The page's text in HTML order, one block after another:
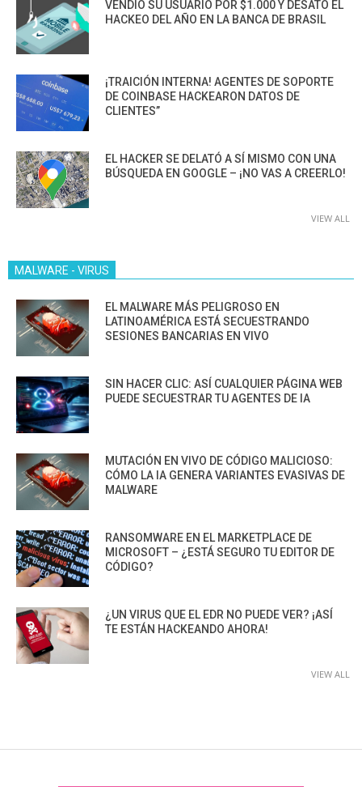
VENDIÓ SU USUARIO POR $1.000 Y DESATÓ EL
HACKEO DEL AÑO EN LA BANCA DE BRASIL
¡TRAICIÓN INTERNA! AGENTES DE SOPORTE
DE COINBASE HACKEARON DATOS DE
CLIENTES”
EL HACKER SE DELATÓ A SÍ MISMO CON UNA
BÚSQUEDA EN GOOGLE – ¡NO VAS A CREERLO!
VIEW ALL
MALWARE - VIRUS
EL MALWARE MÁS PELIGROSO EN
LATINOAMÉRICA ESTÁ SECUESTRANDO
SESIONES BANCARIAS EN VIVO
SIN HACER CLIC: ASÍ CUALQUIER PÁGINA WEB
PUEDE SECUESTRAR TU AGENTES DE IA
MUTACIÓN EN VIVO DE CÓDIGO MALICIOSO:
CÓMO LA IA GENERA VARIANTES EVASIVAS DE
MALWARE
RANSOMWARE EN EL MARKETPLACE DE
MICROSOFT – ¿ESTÁ SEGURO TU EDITOR DE
CÓDIGO?
¿UN VIRUS QUE EL EDR NO PUEDE VER? ¡ASÍ
TE ESTÁN HACKEANDO AHORA!
VIEW ALL